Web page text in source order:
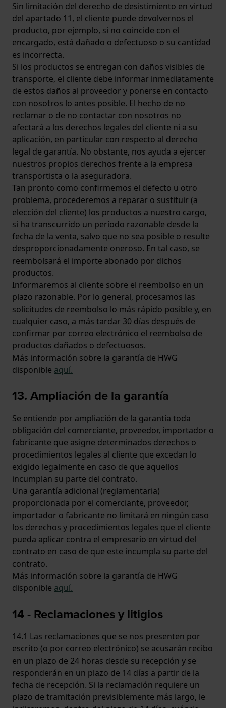
Sin limitación del derecho de desistimiento en virtud
del apartado 11, el cliente puede devolvernos el
producto, por ejemplo, si no coincide con el
encargado, está dañado o defectuoso o su cantidad
es incorrecta.
Si los productos se entregan con daños visibles de
transporte, el cliente debe informar inmediatamente
de estos daños al proveedor y ponerse en contacto
con nosotros lo antes posible. El hecho de no
reclamar o de no contactar con nosotros no
afectará a los derechos legales del cliente ni a su
aplicación, en particular con respecto al derecho
legal de garantía. No obstante, nos ayuda a ejercer
nuestros propios derechos frente a la empresa
transportista o la aseguradora.
Tan pronto como confirmemos el defecto u otro
problema, procederemos a reparar o sustituir (a
elección del cliente) los productos a nuestro cargo,
si ha transcurrido un período razonable desde la
fecha de la venta, salvo que no sea posible o resulte
desproporcionadamente oneroso. En tal caso, se
reembolsará el importe abonado por dichos
productos.
Informaremos al cliente sobre el reembolso en un
plazo razonable. Por lo general, procesamos las
solicitudes de reembolso lo más rápido posible y, en
cualquier caso, a más tardar 30 días después de
confirmar por correo electrónico el reembolso de
productos dañados o defectuosos.
Más información sobre la garantía de HWG
disponible aquí.
13. Ampliación de la garantía
Se entiende por ampliación de la garantía toda
obligación del comerciante, proveedor, importador o
fabricante que asigne determinados derechos o
procedimientos legales al cliente que excedan lo
exigido legalmente en caso de que aquellos
incumplan su parte del contrato.
Una garantía adicional (reglamentaria)
proporcionada por el comerciante, proveedor,
importador o fabricante no limitará en ningún caso
los derechos y procedimientos legales que el cliente
pueda aplicar contra el empresario en virtud del
contrato en caso de que este incumpla su parte del
contrato.
Más información sobre la garantía de HWG
disponible aquí.
14 - Reclamaciones y litigios
14.1 Las reclamaciones que se nos presenten por
escrito (o por correo electrónico) se acusarán recibo
en un plazo de 24 horas desde su recepción y se
responderán en un plazo de 14 días a partir de la
fecha de recepción. Si la reclamación requiere un
plazo de tramitación previsiblemente más largo, le